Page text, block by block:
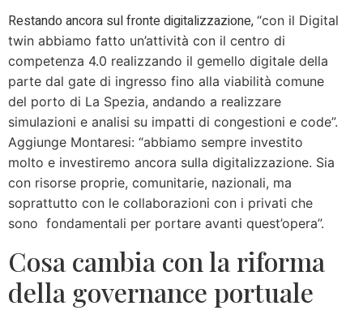
Restando ancora sul fronte digitalizzazione, “con il Digital
twin abbiamo fatto un’attività con il centro di
competenza 4.0 realizzando il gemello digitale della
parte dal gate di ingresso fino alla viabilità comune
del porto di La Spezia, andando a realizzare
simulazioni e analisi su impatti di congestioni e code”.
Aggiunge Montaresi: “abbiamo sempre investito
molto e investiremo ancora sulla digitalizzazione. Sia
con risorse proprie, comunitarie, nazionali, ma
soprattutto con le collaborazioni con i privati che
sono fondamentali per portare avanti quest’opera”.
Cosa cambia con la riforma
della governance portuale